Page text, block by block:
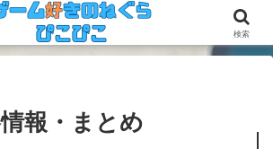
ゲームも昔のゲームも面白い！
報・まとめ
検索